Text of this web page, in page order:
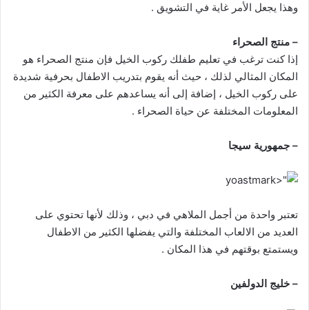
وهذا يجعل الأمر غاية في التشويق .
– منتج الصحراء
إذا كنت ترغب في تعليم طفلك ركوب الخيل فإن منتج الصحراء هو
المكان المثالي لذلك ، حيث أنه يقوم بتدريب الاطفال بحرفية شديدة
على ركوب الخيل ، إضافة إلى أنه يساعدهم على معرفة الكثير من
المعلومات المختلفة عن حياة الصحراء .
– جمهورية سيجا
تعتبر واحدة من أجمل الملاهي في دبي ، وذلك لأنها تحتوي على
العديد من الالعاب المختلفة والتي يفضلها الكثير من الاطفال
ويستمتع بوقتهم في هذا المكان .
– خليج الدولفين